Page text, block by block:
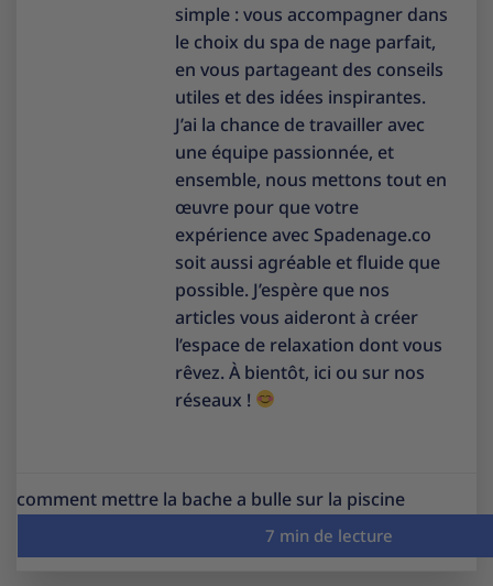
simple : vous accompagner dans
le choix du spa de nage parfait,
en vous partageant des conseils
utiles et des idées inspirantes.
J’ai la chance de travailler avec
une équipe passionnée, et
ensemble, nous mettons tout en
œuvre pour que votre
expérience avec Spadenage.co
soit aussi agréable et fluide que
possible. J’espère que nos
articles vous aideront à créer
l’espace de relaxation dont vous
rêvez. À bientôt, ici ou sur nos
réseaux !
comment mettre la bache a bulle sur la piscine